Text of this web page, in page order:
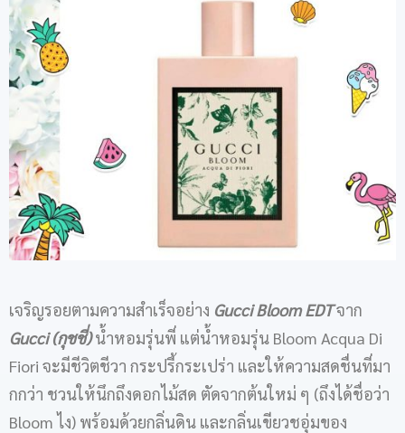
เจริญรอยตามความสำเร็จอย่าง Gucci Bloom EDTจาก
Gucci (กุชชี่)น้ำหอมรุ่นพี่ แต่น้ำหอมรุ่น Bloom Acqua Di
Fiori จะมีชีวิตชีวา กระปรี้กระเปร่า และให้ความสดชื่นที่มา
กกว่า ชวนให้นึกถึงดอกไม้สด ตัดจากต้นใหม่ ๆ (ถึงได้ชื่อว่า
Bloom ไง) พร้อมด้วยกลิ่นดิน และกลิ่นเขียวชอุ่มของ